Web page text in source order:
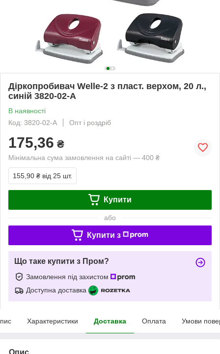
Діркопробивач Welle-2 з пласт. верхом, 20 л.,
синій 3820-02-А
В наявності
Код: 3820-02-А
Опт і роздріб
175,36 ₴
Мінімальна сума замовлення на сайті — 400 ₴
155,90 ₴ від 25 шт.
Купити
або
Купити з
Що таке купити з Пром?
Замовлення під захистом
Доступна доставка
Характеристики Доставка Оплата Умови
Опис